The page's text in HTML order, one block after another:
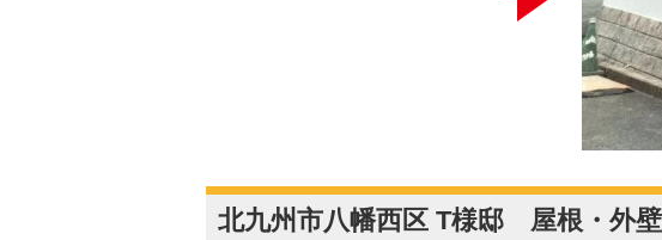
北九州市八幡西区 T様邸 屋根・外